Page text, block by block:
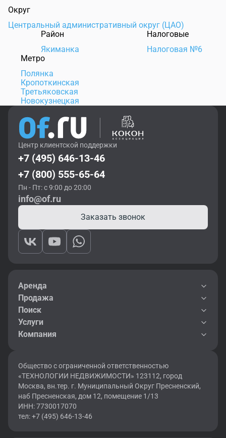
Округ
Центральный административный округ (ЦАО)
Район
Якиманка
Налоговые
Налоговая №6
Метро
Полянка
Кропоткинская
Третьяковская
Новокузнецкая
Центр клиентской поддержки
+7 (495) 646-13-46
+7 (800) 555-65-64
Пн - Пт: с 9:00 до 20:00
info@of.ru
Заказать звонок
Аренда
Продажа
Поиск
Услуги
Компания
Общество с ограниченной ответственностью
«ТЕХНОЛОГИИ НЕДВИЖИМОСТИ» 123112, город
Москва, вн.тер. г. Муниципальный Округ Пресненский,
наб Пресненская, дом 12, помещение 1/13
ИНН: 7730017070
тел: +7 (495) 646-13-46